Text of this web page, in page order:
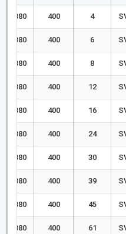
4
400
380–480
6
400
380–480
8
400
380–480
12
400
380–480
16
400
380–480
24
400
380–480
30
400
380–480
39
400
380–480
45
400
380–480
61
400
380–480